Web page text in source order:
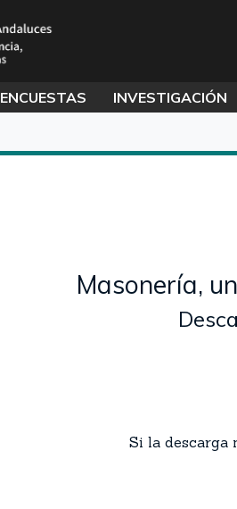
ENCUESTAS INVESTIGACIÓN
Masonería,
Si la descarga